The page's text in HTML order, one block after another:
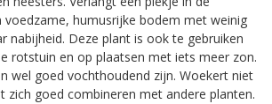
voedzame, humusrijke bodem met weinig
nabijheid. Deze plant is ook te gebruiken
rotstuin en op plaatsen met iets meer zon.
wel goed vochthoudend zijn. Woekert niet
zich goed combineren met andere planten.